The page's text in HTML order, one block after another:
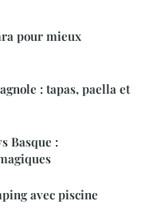
pour mieux
: tapas, paella et
Basque :
avec piscine